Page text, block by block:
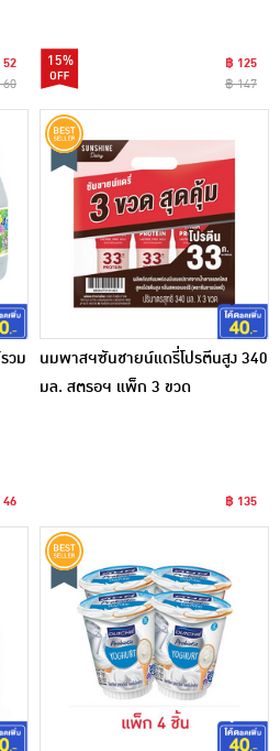
15%
฿ 125
฿ 147
วม
นมพาสฯซันชายน์แดรี่โปรตีนสูง 340
มล. สตรอฯ แพ็ก 3 ขวด
฿ 135